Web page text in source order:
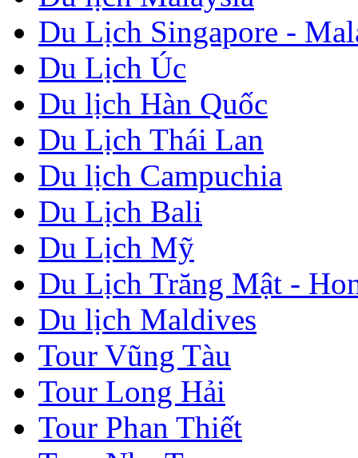
Du Lịch Singapore -
Du Lịch Úc
Du lịch Hàn Quốc
Du Lịch Thái Lan
Du lịch Campuchia
Du Lịch Bali
Du Lịch Mỹ
Du Lịch Trăng Mật -
Du lịch Maldives
Tour Vũng Tàu
Tour Long Hải
Tour Phan Thiết